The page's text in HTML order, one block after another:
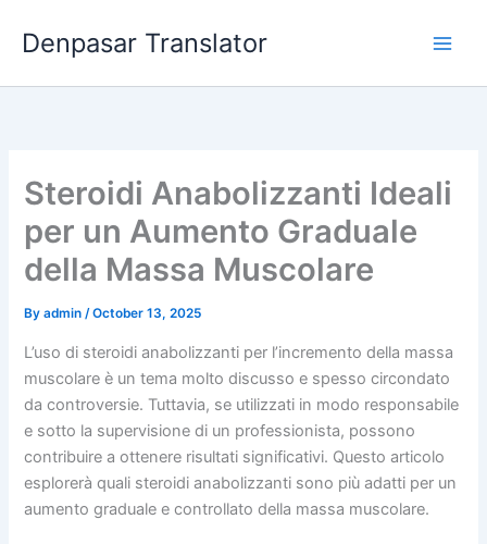
Denpasar Translator
Steroidi Anabolizzanti Ideali
per un Aumento Graduale
della Massa Muscolare
Byadmin/October 13, 2025
L’uso di steroidi anabolizzanti per l’incremento della massa
muscolare è un tema molto discusso e spesso circondato
da controversie. Tuttavia, se utilizzati in modo responsabile
e sotto la supervisione di un professionista, possono
contribuire a ottenere risultati significativi. Questo articolo
esplorerà quali steroidi anabolizzanti sono più adatti per un
aumento graduale e controllato della massa muscolare.